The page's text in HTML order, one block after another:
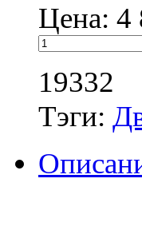
Цена: 4
19332
Тэги: